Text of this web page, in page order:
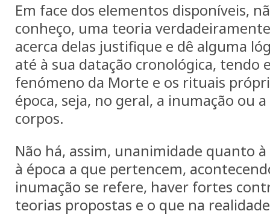
Em face dos elementos disponíveis,
conheço, uma teoria
acerca delas justifique e dê alguma
até à sua datação cronológica, tendo
fenómeno da Morte e os rituais
época, seja, no geral, a inumação ou
corpos.
Não há, assim, unanimidade quanto
à época a que pertencem,
inumação se refere, haver fortes
teorias propostas e o que na